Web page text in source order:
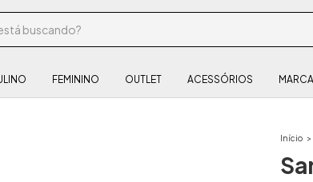
FEMININO OUTLET ACESSÓRIOS
Início >